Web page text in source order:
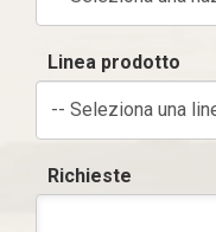
Linea prodotto
-- Seleziona una
Richieste